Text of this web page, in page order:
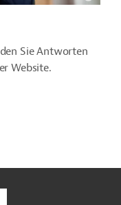
Sie Antworten
Website.